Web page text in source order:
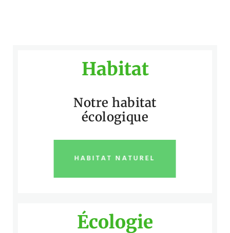
Habitat
Notre habitat
écologique
HABITAT NATUREL
Écologie